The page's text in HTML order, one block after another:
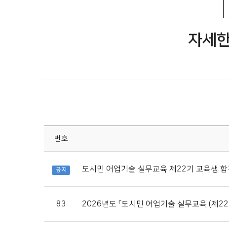
자세
번호
공지 도시민 어업기술 실무교육 제22기 교육생 합
83 2026년도 「도시민 어업기술 실무교육 (제22